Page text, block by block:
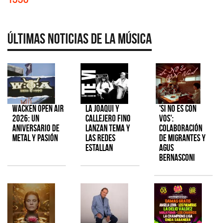
Últimas Noticias de la Música
Wacken Open Air
2026: Un
aniversario de
metal y pasión
La Joaqui y
Callejero Fino
lanzan tema y
las redes
estallan
'Si No Es Con
Vos':
colaboración
de Migrantes y
Agus
Bernasconi